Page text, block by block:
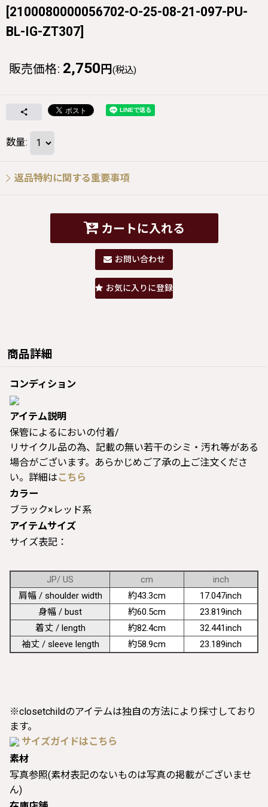
[2100080000056702-O-25-08-21-097-PU-
BL-IG-ZT307]
販売価格: 2,750 円 (税込)
数量:
返品特約に関する重要事項
カートに入れる
お問い合わせ
お気に入りに登録
商品詳細
コンディション
アイテム説明
保管によるにおいの付着/
リサイクル品の為、記載の無い若干のシミ・汚れ等がある
場合がございます。あらかじめご了承の上ご注文くださ
い。詳細は こちら
カラー
ブラック×レッド系
アイテムサイズ
サイズ表記：
JP/ US cm
inch
肩幅 / shoulder width
約43.3cm
17.047inch
身幅 / bust
約60.5cm
23.819inch
着丈 / length
約82.4cm
32.441inch
袖丈 / sleeve length
約58.9cm 23.189inch
※closetchildのアイテムは独自の方法により採寸しており
ます。
サイズガイドはこちら
素材
写真参照(素材表記のないものは写真の掲載がございませ
ん)